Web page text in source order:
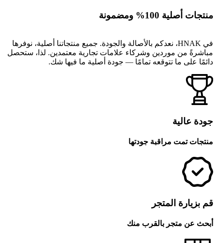
منتجات أصلية 100% ومضمونة
في HNAK، نعدكم بالأصالة والجودة. جميع منتجاتنا أصلية، نوفرها
مباشرةً من موردين وشركاء علامات تجارية معتمدين. لذا، ستحصل
دائمًا على ما تتوقعه تمامًا — جودة أصلية ما فيها شك.
جودة عالية
منتجات تمت مراقبة جودتها
قم بزيارة المتجر
أبحث عن متجر بالقرب منك